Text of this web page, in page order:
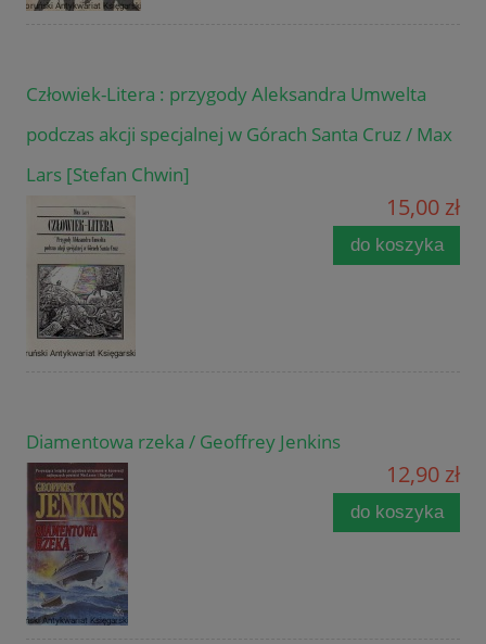
Człowiek-Litera : przygody Aleksandra Umwelta
podczas akcji specjalnej w Górach Santa Cruz / Max
Lars [Stefan Chwin]
15,00 zł
do koszyka
Diamentowa rzeka / Geoffrey Jenkins
12,90 zł
do koszyka